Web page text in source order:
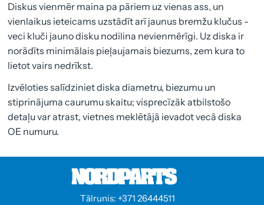
Diskus vienmēr maina pa pāriem uz vienas ass, un
vienlaikus ieteicams uzstādīt arī jaunus bremžu klučus -
veci kluči jauno disku nodilina nevienmērīgi. Uz diska ir
norādīts minimālais pieļaujamais biezums, zem kura to
lietot vairs nedrīkst.
Izvēloties salīdziniet diska diametru, biezumu un
stiprinājuma caurumu skaitu; visprecīzāk atbilstošo
detaļu var atrast, vietnes meklētājā ievadot vecā diska
OE numuru.
Tālrunis: +371 26444511